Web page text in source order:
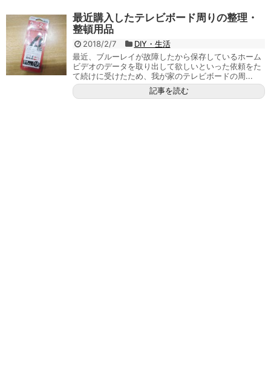
最近購入したテレビボード周りの整理・
整頓用品
2018/2/7
DIY・生活
最近、ブルーレイが故障したから保存しているホーム
ビデオのデータを取り出して欲しいといった依頼をた
て続けに受けたため、我が家のテレビボードの周...
記事を読む